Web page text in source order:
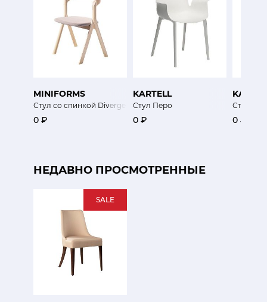
MINIFORMS
Стул со спинкой Diverge
0 ₽
KARTELL
Стул Перо
0 ₽
Стул Пи
0 ₽
НЕДАВНО ПРОСМОТРЕННЫЕ
SALE